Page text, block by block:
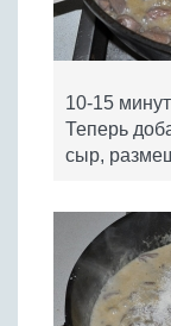
10-15
Теперь
сыр,